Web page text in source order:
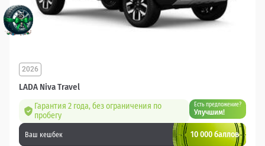
LADA Niva Travel
2026
Гарантия 2 года, без ограничения по
пробегу
Есть предложение?
Улучшим!
Ваш кешбек 10 000 баллов